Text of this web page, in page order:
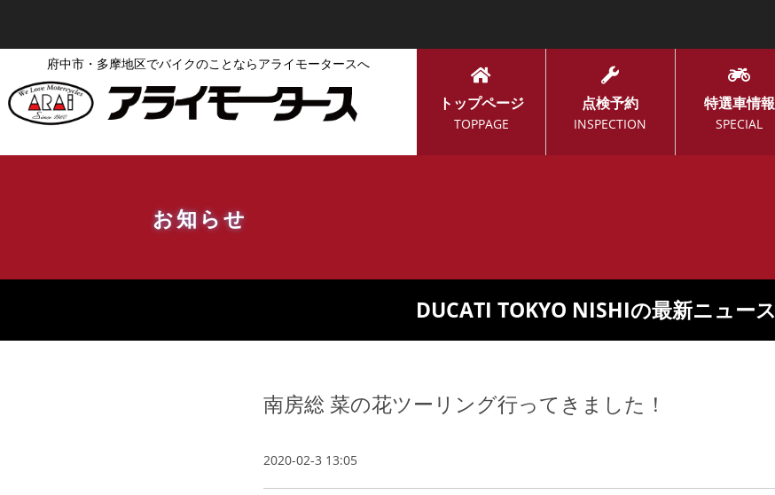
府中市・多摩地区でバイクのことならアライモータースへ
トップページ
TOPPAGE
点検予約
INSPECTION
特選車情報
SPECIAL
お知らせ
DUCATI TOKYO NISHIの最新ニュース
南房総 菜の花ツーリング行ってきました！
2020-02-3 13:05